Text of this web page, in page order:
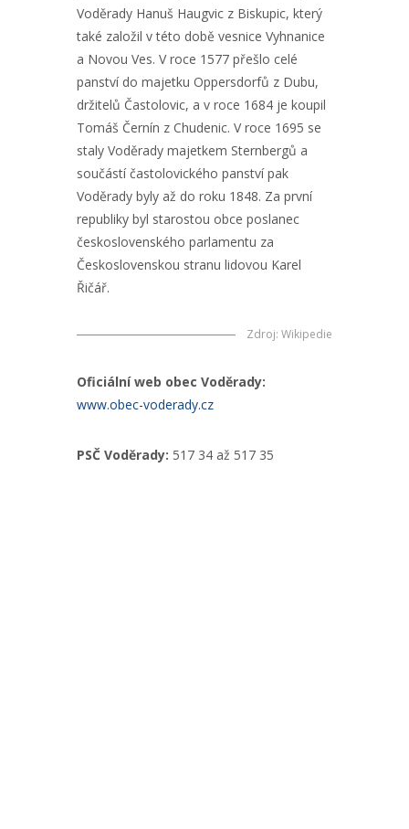
Voděrady Hanuš Haugvic z Biskupic, který
také založil v této době vesnice Vyhnanice
a Novou Ves. V roce 1577 přešlo celé
panství do majetku Oppersdorfů z Dubu,
držitelů Častolovic, a v roce 1684 je koupil
Tomáš Černín z Chudenic. V roce 1695 se
staly Voděrady majetkem Sternbergů a
součástí častolovického panství pak
Voděrady byly až do roku 1848. Za první
republiky byl starostou obce poslanec
československého parlamentu za
Československou stranu lidovou Karel
Řičář.
Zdroj: Wikipedie
Oficiální web obec Voděrady:
www.obec-voderady.cz
PSČ Voděrady: 517 34 až 517 35